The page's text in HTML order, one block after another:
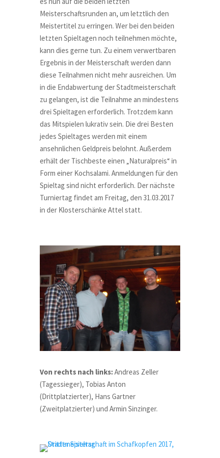
Meisterschaftsrunden an, um letztlich den
Meistertitel zu erringen. Wer bei den beiden
letzten Spieltagen noch teilnehmen möchte,
kann dies gerne tun. Zu einem verwertbaren
Ergebnis in der Meisterschaft werden dann
diese Teilnahmen nicht mehr ausreichen. Um
in die Endabwertung der Stadtmeisterschaft
zu gelangen, ist die Teilnahme an mindestens
drei Spieltagen erforderlich. Trotzdem kann
das Mitspielen lukrativ sein. Die drei Besten
jedes Spieltages werden mit einem
ansehnlichen Geldpreis belohnt. Außerdem
erhält der Tischbeste einen „Naturalpreis“ in
Form einer Kochsalami. Anmeldungen für den
Spieltag sind nicht erforderlich. Der nächste
Turniertag findet am Freitag, den 31.03.2017
in der Klosterschänke Attel statt.
Von rechts nach links:Andreas Zeller
(Tagessieger), Tobias Anton
(Drittplatzierter), Hans Gartner
(Zweitplatzierter) und Armin Sinzinger.